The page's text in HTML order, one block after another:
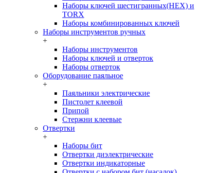
Наборы ключей шестигранных(HEX) и
TORX
Наборы комбинированных ключей
Наборы инструментов ручных
+
Наборы инструментов
Наборы ключей и отверток
Наборы отверток
Оборудование паяльное
+
Паяльники электрические
Пистолет клеевой
Припой
Стержни клеевые
Отвертки
+
Наборы бит
Отвертки диэлектрические
Отвертки индикаторные